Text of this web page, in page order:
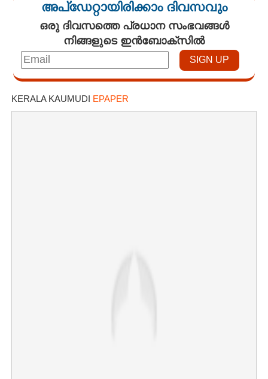
അപ്ഡേറ്റായിരിക്കാം ദിവസവും
ഒരു ദിവസത്തെ പ്രധാന സംഭവങ്ങൾ
നിങ്ങളുടെ ഇൻബോക്സിൽ
KERALA KAUMUDI EPAPER